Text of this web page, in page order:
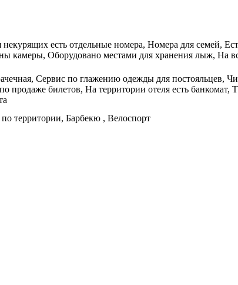
есть отдельные номера, Номера для семей, Есть
камеры, Оборудовано местами для хранения лыж, На
Сервис по глажению одежды для постояльцев,
продаже билетов, На территории отеля есть банкомат,
территории, Барбекю , Велоспорт